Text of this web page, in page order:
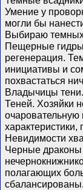
Умение у
могли бы
Выбираю
Пещерные
регенерация.
инициативы и
похвастаться
Владычицы тени.
Теней. Хозяйки
Невидимости
Черные
полагающих
сбалансированы.